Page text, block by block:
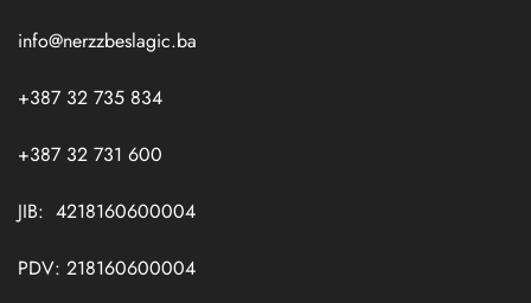
info@nerzzbeslagic.ba
+387 32 735 834
+387 32 731 600
JIB: 4218160600004
PDV: 218160600004